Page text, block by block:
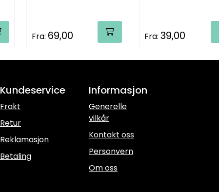
Fra: 69,00 Fra: 39,00
Kundeservice
Frakt
Retur
Reklamasjon
Betaling
Informasjon
Generelle
vilkår
Kontakt oss
Personvern
Om oss